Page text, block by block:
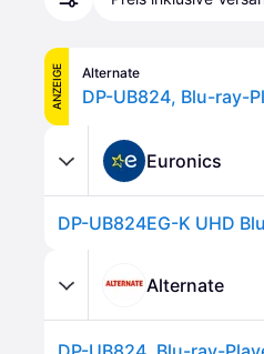
ANZEIGE Alternate
DP-UB824, Blu-ray-
Euronics
DP-UB824EG-K UHD
Alternate